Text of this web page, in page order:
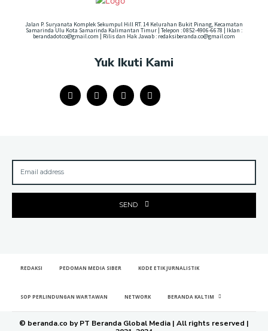
Jalan P. Suryanata Komplek Sekumpul Hill RT. 14 Kelurahan Bukit Pinang, Kecamatan
Samarinda Ulu Kota Samarinda Kalimantan Timur | Telepon : 0852-4906-6678 | Iklan :
berandadotco@gmail.com | Rilis dan Hak Jawab : redaksiberanda.co@gmail.com
Yuk Ikuti Kami
SEND
REDAKSI PEDOMAN MEDIA SIBER KODE ETIK JURNALISTIK
SOP PERLINDUNGAN WARTAWAN NETWORK BERANDA KALTIM
© beranda.co by PT Beranda Global Media | All rights reserved |